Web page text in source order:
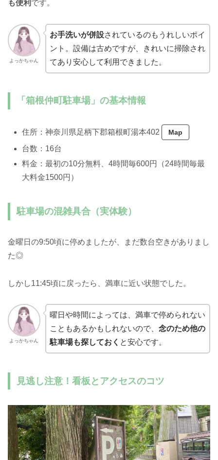
も便利 です。
よっかちゃん
お手洗いが併設されているのもうれしいポイ
ント。設備は古めですが、きれいに掃除され
てあり安心して利用できました。
「箱根仲町駐車場」の基本情報
住所：神奈川県足柄下郡箱根町湯本402 Map
台数：16台
料金：最初の10分無料、4時間毎600円（24時間毎最
大料金1500円）
駐車場の混雑具合（実体験）
金曜日の9:50頃に停めましたが、まだ数台空きがありまし
た◎
しかし11:45頃に戻ったら、満車に近い状態でした。
よっかちゃん
曜日や時間によっては、満車で停められない
こともあるかもしれないので、 念のため他の
駐車場も探しておく と安心です。
見逃し注意！看板とアクセスのコツ